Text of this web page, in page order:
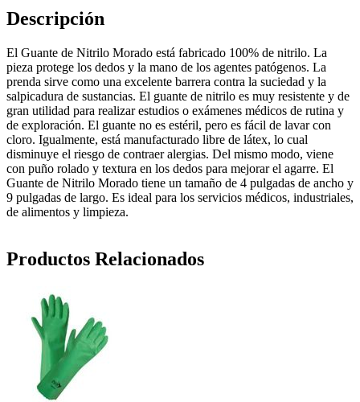
Descripción
El Guante de Nitrilo Morado está fabricado 100% de nitrilo. La
pieza protege los dedos y la mano de los agentes patógenos. La
prenda sirve como una excelente barrera contra la suciedad y la
salpicadura de sustancias. El guante de nitrilo es muy resistente y de
gran utilidad para realizar estudios o exámenes médicos de rutina y
de exploración. El guante no es estéril, pero es fácil de lavar con
cloro. Igualmente, está manufacturado libre de látex, lo cual
disminuye el riesgo de contraer alergias. Del mismo modo, viene
con puño rolado y textura en los dedos para mejorar el agarre. El
Guante de Nitrilo Morado tiene un tamaño de 4 pulgadas de ancho y
9 pulgadas de largo. Es ideal para los servicios médicos, industriales,
de alimentos y limpieza.
Productos Relacionados